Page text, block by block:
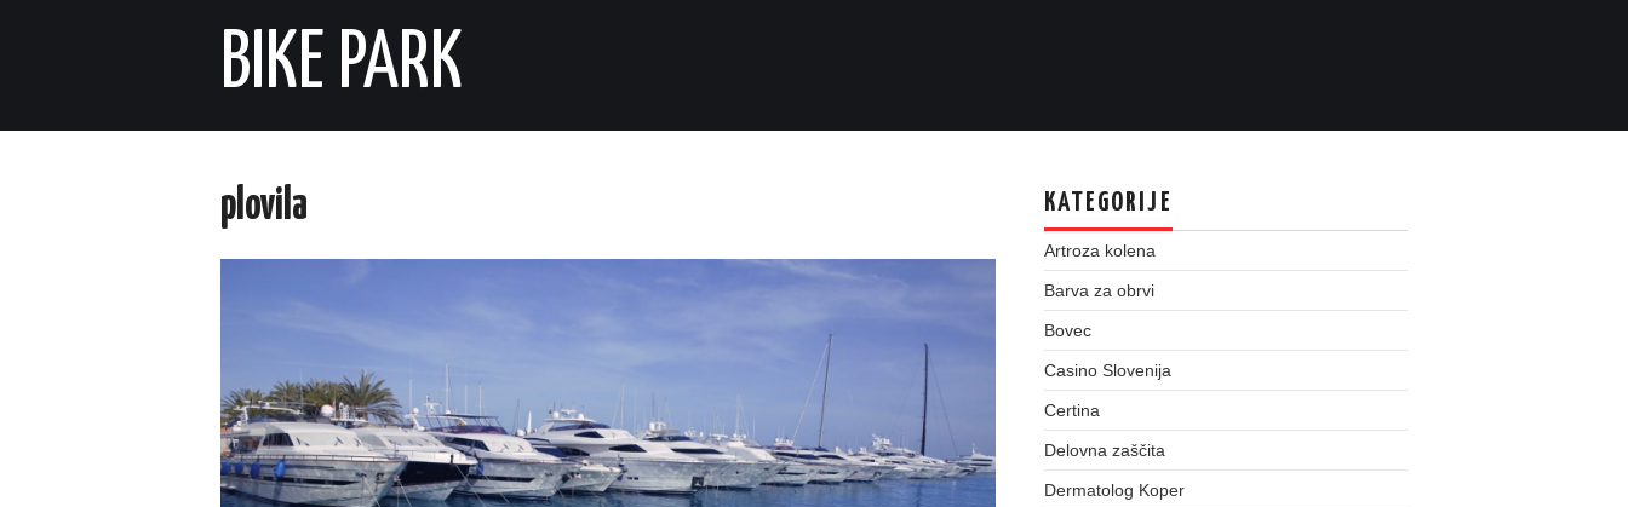
BIKE PARK
plovila KATEGORIJE
Artroza kolena
Barva za obrvi
Bovec
Casino Slovenija
Certina
Delovna zaščita
Dermatolog Koper